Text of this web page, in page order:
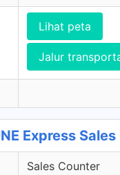
Lihat peta
Jalur
Express
Sales Counter